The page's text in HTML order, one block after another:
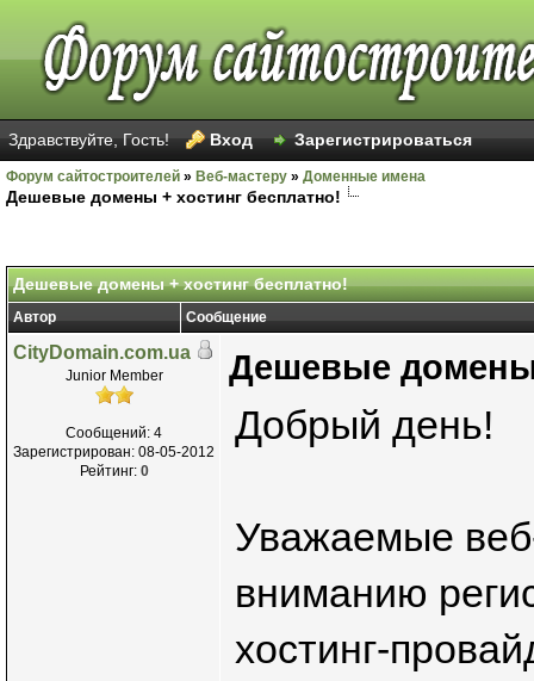
Здравствуйте, Гость! Вход Зарегистрироваться
Форум сайтостроителей » Веб-мастеру » Доменные имена
Дешевые домены + хостинг бесплатно!
Дешевые домены + хостинг бесплатно!
Автор Сообщение
CityDomain.com.ua
Junior Member
Сообщений: 4
Зарегистрирован: 08-05-2012
Рейтинг: 0
Дешевые домены
Добрый день!
Уважаемые
вниманию
хостинг-